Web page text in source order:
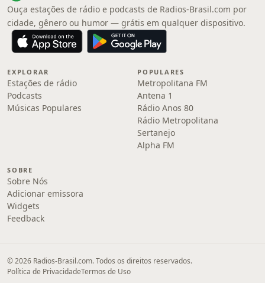
Ouça estações de rádio e podcasts de Radios-Brasil.com por
cidade, gênero ou humor — grátis em qualquer dispositivo.
EXPLORAR
Estações de rádio
Podcasts
Músicas Populares
POPULARES
Metropolitana FM
Antena 1
Rádio Anos 80
Rádio Metropolitana
Sertanejo
Alpha FM
SOBRE
Sobre Nós
Adicionar emissora
Widgets
Feedback
© 2026 Radios-Brasil.com. Todos os direitos reservados.
Política de PrivacidadeTermos de Uso